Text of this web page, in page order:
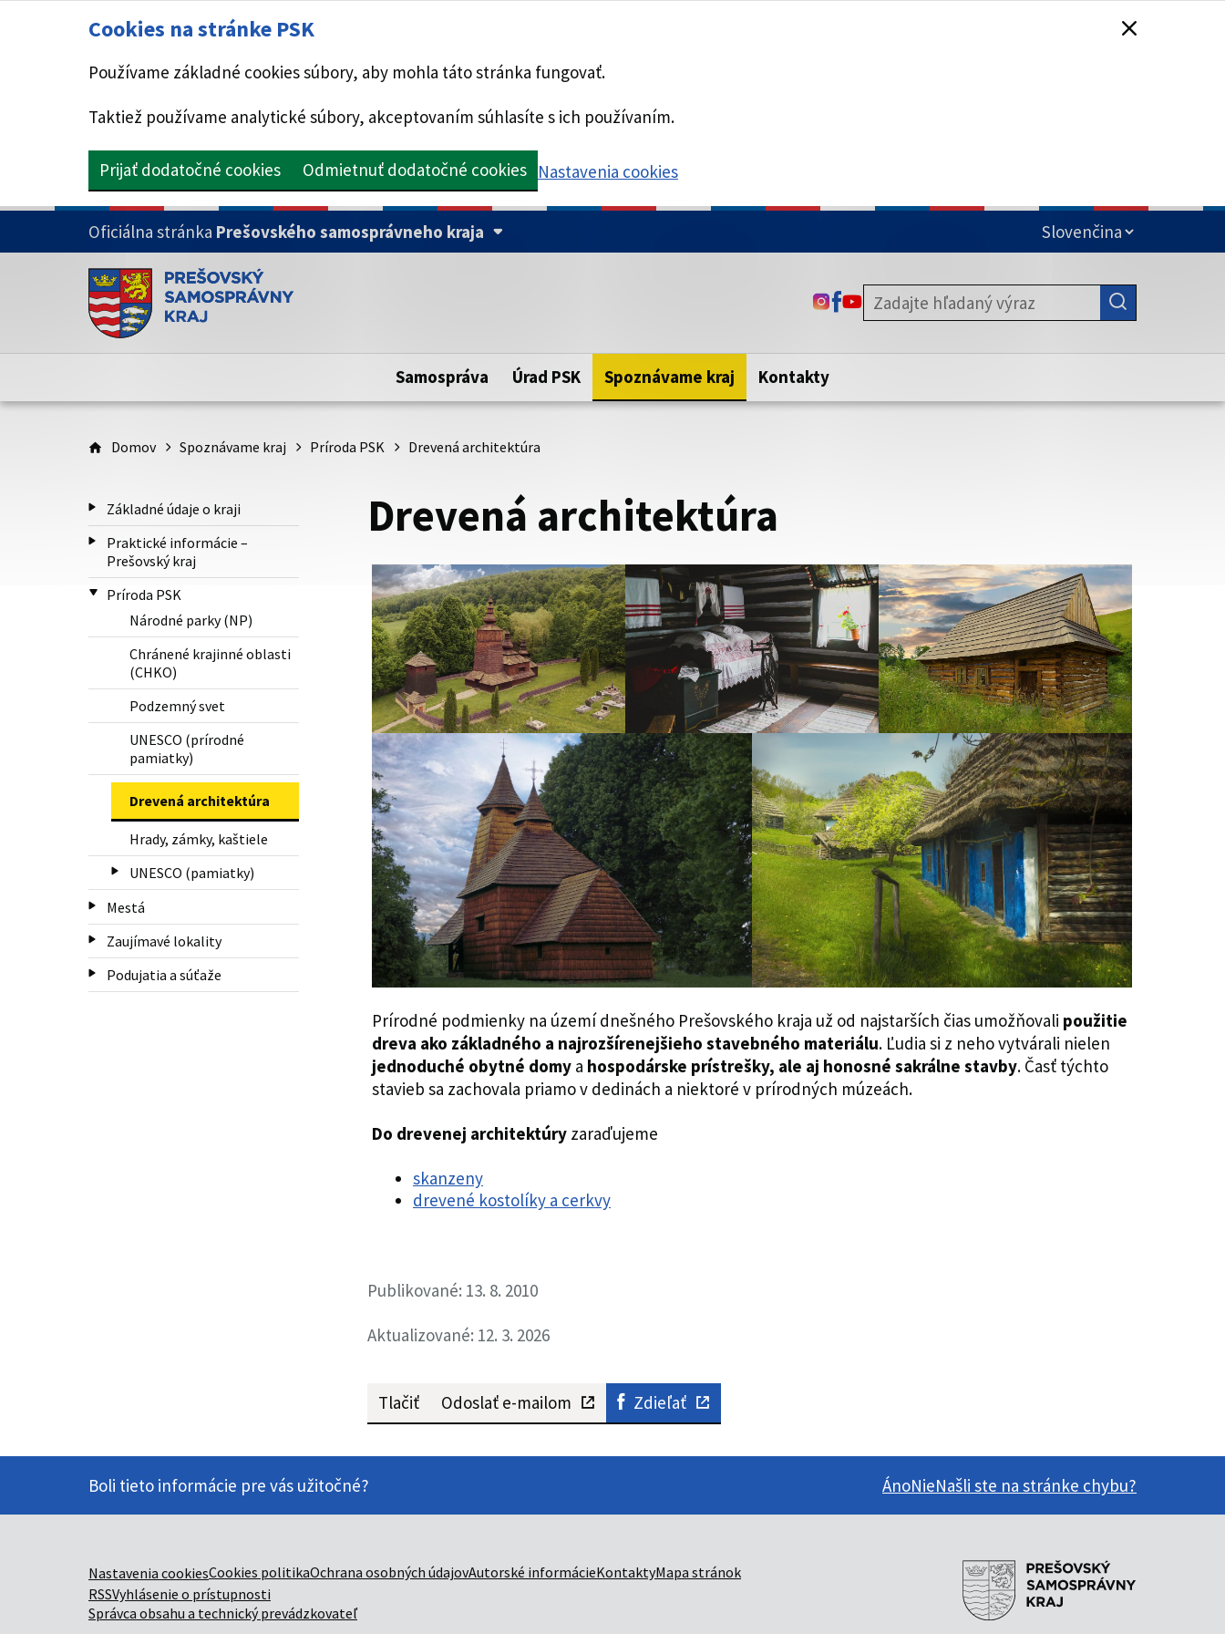
Cookies na stránke PSK
Používame základné cookies súbory, aby mohla táto stránka fungovať.
Taktiež používame analytické súbory, akceptovaním súhlasíte s ich používaním.
Prijať dodatočné cookies Odmietnuť dodatočné cookies Nastavenia cookies
PRESKOČIŤ NA HLAVNÝ OBSAH
Oficiálna stránka Prešovského samosprávneho kraja
Doména psk.sk je oficiálna
Toto je oficiálna webová stránka Prešovského samosprávneho kraja.
Táto stránka je zabezpečená
zabezpečenú webovú stránku. Zabezpečená stránka vždy začína
https:// pred názvom domény webového sídla.
ODKAZ SA OTVORÍ NA NOVEJ KARTE
ODKAZ SA OTVORÍ NA NOVEJ KARTE
ODKAZ SA OTVORÍ NA NOVEJ KARTE
Samospráva Úrad PSK Spoznávame kraj Kontakty
Domov Spoznávame kraj Príroda PSK Drevená architektúra
Základné údaje o kraji
Praktické informácie –
Prešovský kraj
Príroda PSK
Národné parky (NP)
Chránené krajinné oblasti
(CHKO)
Podzemný svet
UNESCO (prírodné
pamiatky)
Drevená architektúra
Hrady, zámky, kaštiele
UNESCO (pamiatky)
Mestá
Zaujímavé lokality
Podujatia a súťaže
Drevená architektúra
Prírodné podmienky na území dnešného Prešovského kraja už od najstarších čias umožňovali použitie
dreva ako základného a najrozšírenejšieho stavebného materiálu. Ľudia si z neho vytvárali nielen
jednoduché obytné domy a hospodárske prístrešky, ale aj honosné sakrálne stavby. Časť týchto
stavieb sa zachovala priamo v dedinách a niektoré v prírodných múzeách.
Do drevenej architektúry zaraďujeme
skanzeny
drevené kostolíky a cerkvy
Publikované: 13. 8. 2010
Aktualizované: 12. 3. 2026
Tlačiť Odoslať e-mailom Zdieľať
Boli tieto informácie pre vás užitočné? ÁnoNieNašli ste na stránke chybu?
Nastavenia cookiesCookies politikaOchrana osobných údajovAutorské informácieKontaktyMapa stránok
RSSVyhlásenie o prístupnosti
Správca obsahu a technický prevádzkovateľ